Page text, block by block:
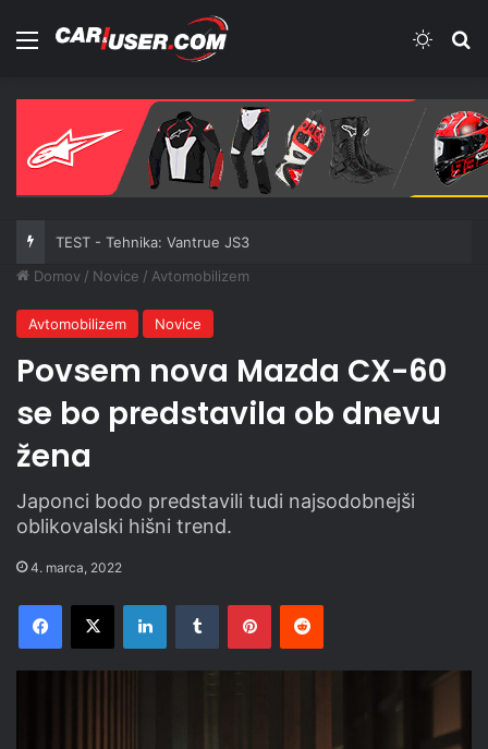
Meni
TEST - Tehnika: Vantrue JS3
Domov / Novice / Avtomobilizem
Avtomobilizem Novice
Povsem nova Mazda CX-60
se bo predstavila ob dnevu
žena
Japonci bodo predstavili tudi najsodobnejši
oblikovalski hišni trend.
4. marca, 2022
Facebook
X LinkedInTumblr PinterestReddit